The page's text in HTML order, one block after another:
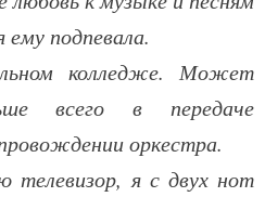
ему подпевала.
колледже. Может
всего в передаче
оркестра.
телевизор, я с двух нот